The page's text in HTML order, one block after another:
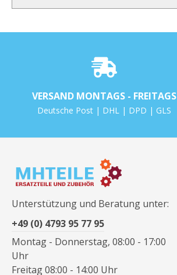
VERSAND MONTAGS - FREITAGS
Deutsche Post | DHL | DPD | GLS
Unterstützung und Beratung unter:
+49 (0) 4793 95 77 95
Montag - Donnerstag, 08:00 - 17:00
Uhr
Freitag 08:00 - 14:00 Uhr